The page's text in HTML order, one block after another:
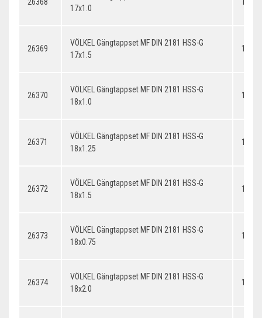
17x1.0
26369
VÖLKEL Gängtappset MF DIN 2181 HSS-G
17x1.5
26370
VÖLKEL Gängtappset MF DIN 2181 HSS-G
18x1.0
26371
VÖLKEL Gängtappset MF DIN 2181 HSS-G
18x1.25
26372
VÖLKEL Gängtappset MF DIN 2181 HSS-G
18x1.5
26373
VÖLKEL Gängtappset MF DIN 2181 HSS-G
18x0.75
26374
VÖLKEL Gängtappset MF DIN 2181 HSS-G
18x2.0